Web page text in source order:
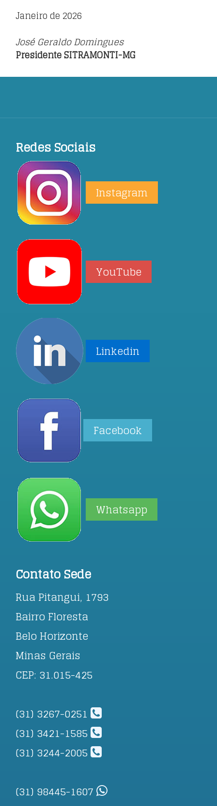
Janeiro de 2026
José Geraldo Domingues
Presidente SITRAMONTI-MG
Redes Sociais
Instagram
YouTube
Linkedin
Facebook
Whatsapp
Contato Sede
Rua Pitangui, 1793
Bairro Floresta
Belo Horizonte
Minas Gerais
CEP: 31.015-425
(31) 3267-0251
(31) 3421-1585
(31) 3244-2005
(31) 98445-1607